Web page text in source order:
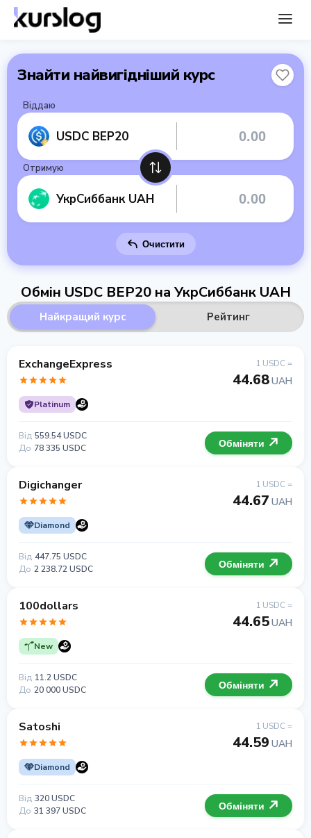
Знайти найвигідніший курс
Віддаю
USDC BEP20
Отримую
УкрСиббанк UAH
Очистити
Обмін USDC BEP20 на УкрСиббанк UAH
Найкращий курс Рейтинг
ExchangeExpress
Platinum
1 USDC =
44.68UAH
Від 559.54 USDC
До 78 335 USDC Обміняти
Digichanger
Diamond
1 USDC =
44.67 UAH
Від 447.75 USDC
До 2 238.72 USDC Обміняти
100dollars
New
1 USDC =
44.65UAH
Від 11.2 USDC
До 20 000 USDC Обміняти
Satoshi
Diamond
1 USDC =
44.59 UAH
Від 320 USDC
До 31 397 USDC Обміняти